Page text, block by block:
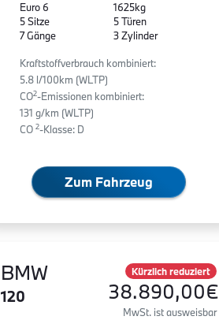
Euro 6
5 Sitze
7 Gänge
1625kg
5 Türen
3 Zylinder
Kraftstoffverbrauch kombiniert:
5.8 l/100km (WLTP)
CO2-Emissionen kombiniert:
131 g/km (WLTP)
CO 2-Klasse: D
Zum Fahrzeug
BMW
120
Kürzlich reduziert
38.890,00€
MwSt. ist ausweisbar